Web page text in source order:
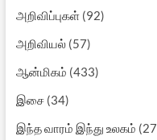
அறிவிப்புகள்(92)
அறிவியல்(57)
ஆன்மிகம் (433)
இசை(34)
இந்த வாரம் இந்து உலகம்